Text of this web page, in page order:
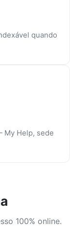
quando
My Help, sede
100% online.